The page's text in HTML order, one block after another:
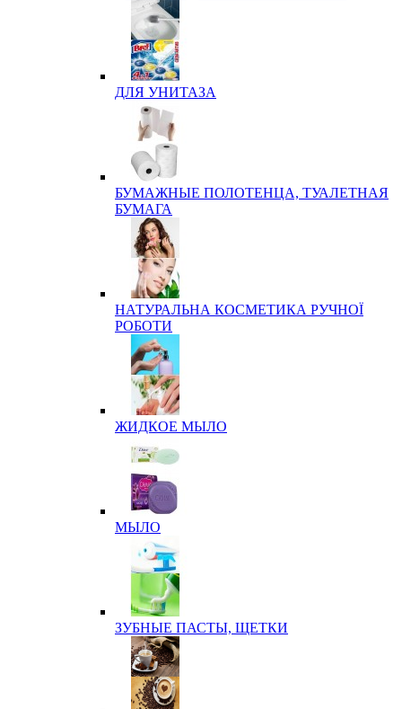
ДЛЯ УНИТАЗА
БУМАЖНЫЕ ПОЛОТЕНЦА, ТУАЛЕТНАЯ
БУМАГА
НАТУРАЛЬНА КОСМЕТИКА РУЧНОЇ
РОБОТИ
ЖИДКОЕ МЫЛО
МЫЛО
ЗУБНЫЕ ПАСТЫ, ЩЕТКИ